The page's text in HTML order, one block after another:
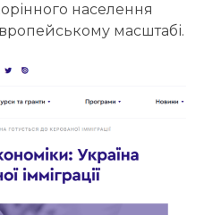
населення
масштабі.